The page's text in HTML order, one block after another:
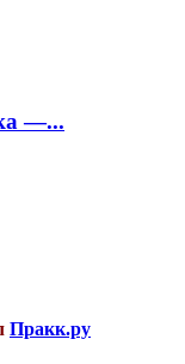
—...
Пракк.ру